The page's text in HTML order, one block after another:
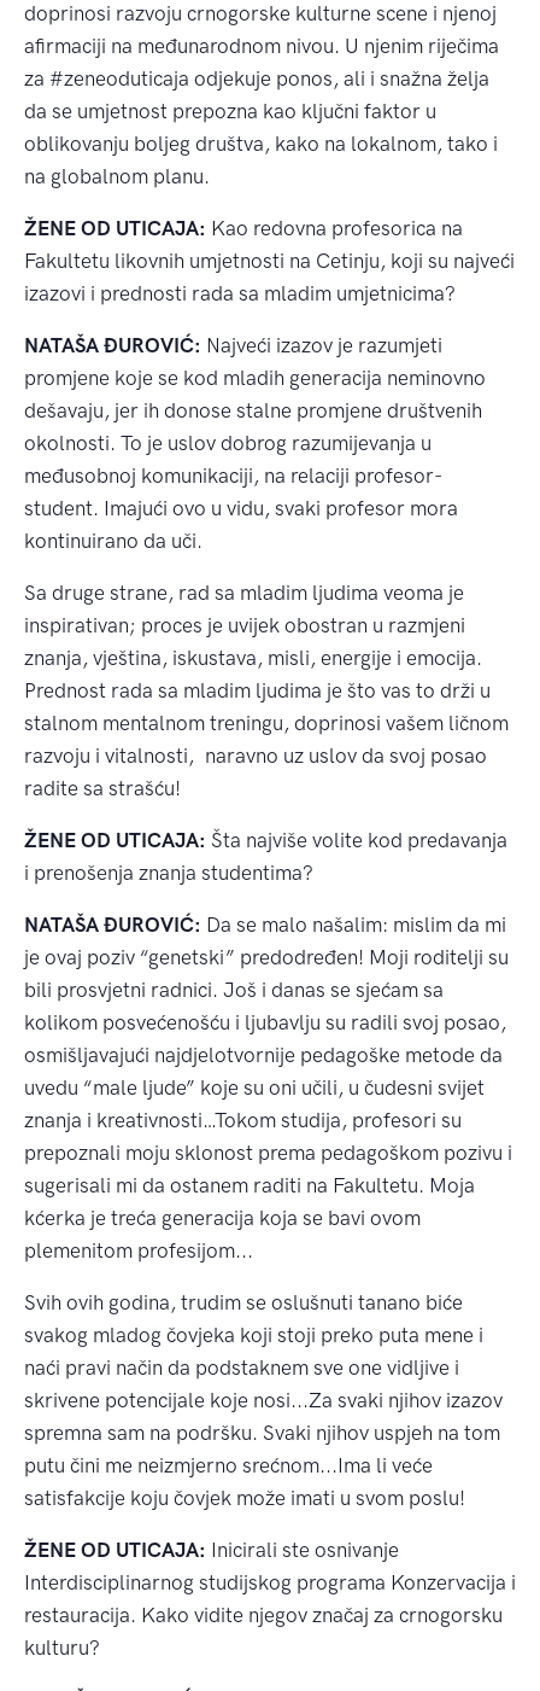
doprinosi razvoju crnogorske kulturne scene i njenoj
afirmaciji na međunarodnom nivou. U njenim riječima
za #zeneoduticaja odjekuje ponos, ali i snažna želja
da se umjetnost prepozna kao ključni faktor u
oblikovanju boljeg društva, kako na lokalnom, tako i
na globalnom planu.
ŽENE OD UTICAJA: Kao redovna profesorica na
Fakultetu likovnih umjetnosti na Cetinju, koji su najveći
izazovi i prednosti rada sa mladim umjetnicima?
NATAŠA ĐUROVIĆ: Najveći izazov je razumjeti
promjene koje se kod mladih generacija neminovno
dešavaju, jer ih donose stalne promjene društvenih
okolnosti. To je uslov dobrog razumijevanja u
međusobnoj komunikaciji, na relaciji profesor-
student. Imajući ovo u vidu, svaki profesor mora
kontinuirano da uči.
Sa druge strane, rad sa mladim ljudima veoma je
inspirativan; proces je uvijek obostran u razmjeni
znanja, vještina, iskustava, misli, energije i emocija.
Prednost rada sa mladim ljudima je što vas to drži u
stalnom mentalnom treningu, doprinosi vašem ličnom
razvoju i vitalnosti, naravno uz uslov da svoj posao
radite sa strašću!
ŽENE OD UTICAJA: Šta najviše volite kod predavanja
i prenošenja znanja studentima?
NATAŠA ĐUROVIĆ: Da se malo našalim: mislim da mi
je ovaj poziv “genetski” predodređen! Moji roditelji su
bili prosvjetni radnici. Još i danas se sjećam sa
kolikom posvećenošću i ljubavlju su radili svoj posao,
osmišljavajući najdjelotvornije pedagoške metode da
uvedu “male ljude” koje su oni učili, u čudesni svijet
znanja i kreativnosti…Tokom studija, profesori su
prepoznali moju sklonost prema pedagoškom pozivu i
sugerisali mi da ostanem raditi na Fakultetu. Moja
kćerka je treća generacija koja se bavi ovom
plemenitom profesijom...
Svih ovih godina, trudim se oslušnuti tanano biće
svakog mladog čovjeka koji stoji preko puta mene i
naći pravi način da podstaknem sve one vidljive i
skrivene potencijale koje nosi...Za svaki njihov izazov
spremna sam na podršku. Svaki njihov uspjeh na tom
putu čini me neizmjerno srećnom...Ima li veće
satisfakcije koju čovjek može imati u svom poslu!
ŽENE OD UTICAJA: Inicirali ste osnivanje
Interdisciplinarnog studijskog programa Konzervacija i
restauracija. Kako vidite njegov značaj za crnogorsku
kulturu?